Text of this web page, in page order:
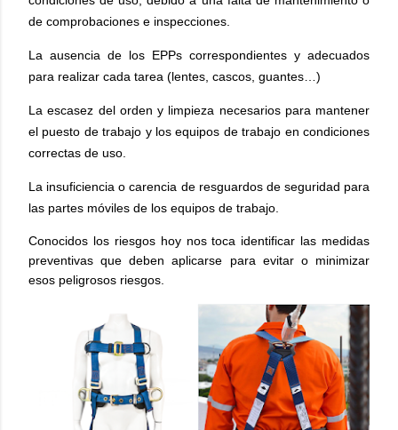
de comprobaciones e inspecciones.
La ausencia de los EPPs correspondientes y adecuados
para realizar cada tarea (lentes, cascos, guantes…)
La escasez del orden y limpieza necesarios para mantener
el puesto de trabajo y los equipos de trabajo en condiciones
correctas de uso.
La insuficiencia o carencia de resguardos de seguridad para
las partes móviles de los equipos de trabajo.
Conocidos los riesgos hoy nos toca identificar las medidas
preventivas que deben aplicarse para evitar o minimizar
esos peligrosos riesgos.